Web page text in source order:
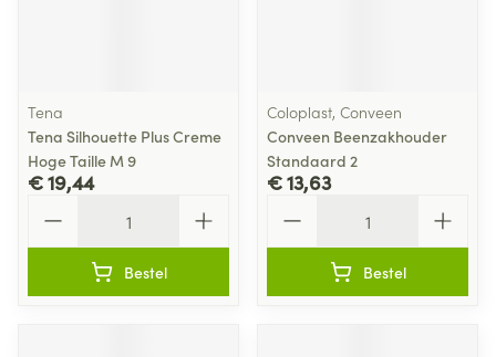
Tena
Tena Silhouette Plus Creme
Hoge Taille M 9
€ 19,44
Bestel
Coloplast, Conveen
Conveen Beenzakhouder
Standaard 2
€ 13,63
Bestel